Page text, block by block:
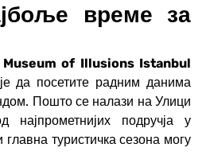
време за
Museum of Illusions Istanbul
да посетите радним данима
Пошто се налази на Улици
најпрометнијих подручја у
туристичка сезона могу